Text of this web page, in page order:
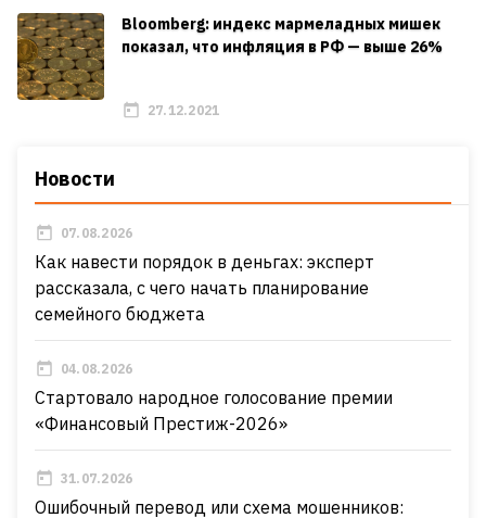
Bloomberg: индекс мармеладных мишек
показал, что инфляция в РФ — выше 26%
27.12.2021
Новости
07.08.2026
Как навести порядок в деньгах: эксперт
рассказала, с чего начать планирование
семейного бюджета
04.08.2026
Стартовало народное голосование премии
«Финансовый Престиж-2026»
31.07.2026
Ошибочный перевод или схема мошенников: